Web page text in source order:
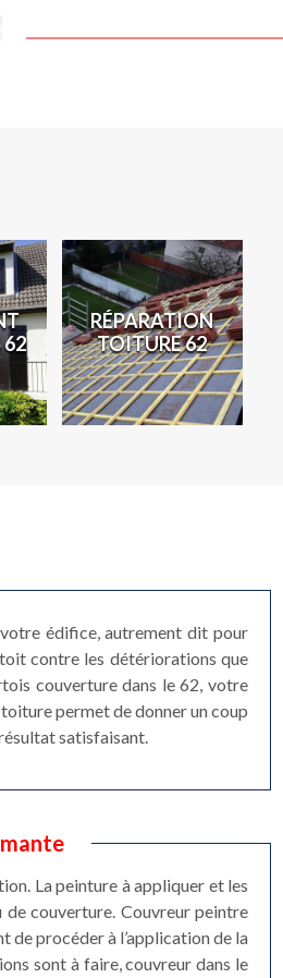
62
RÉPARATION
TOITURE 62
édifice, autrement dit pour
contre les détériorations que
couverture dans le 62, votre
permet de donner un coup
satisfaisant.
La peinture à appliquer et les
couverture. Couvreur peintre
de procéder à l’application de la
sont à faire, couvreur dans le